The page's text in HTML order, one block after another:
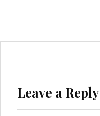
Leave a Reply